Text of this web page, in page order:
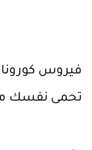
فيروس
تحمى نفسك